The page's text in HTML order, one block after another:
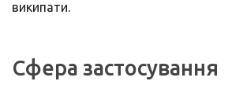
википати.
Сфера застосування